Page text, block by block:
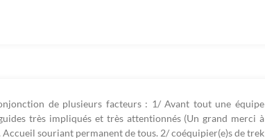
de plusieurs facteurs : 1/ Avant tout une équipe
très impliqués et très attentionnés (Un grand merci à
Accueil souriant permanent de tous. 2/ coéquipier(e)s de trek